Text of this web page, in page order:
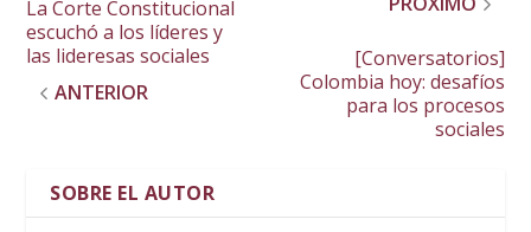
La Corte Constitucional
escuchó a los líderes y
las lideresas sociales
ANTERIOR
[Conversatorios]
Colombia hoy: desafíos
para los procesos
sociales
SOBRE EL AUTOR